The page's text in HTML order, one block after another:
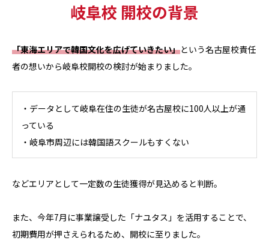
岐阜校 開校の背景
「東海エリアで韓国文化を広げていきたい」という名古屋校責任
者の想いから岐阜校開校の検討が始まりました。
・データとして岐阜在住の生徒が名古屋校に100人以上が通
っている
・岐阜市周辺には韓国語スクールもすくない
などエリアとして一定数の生徒獲得が見込めると判断。
また、今年7月に事業譲受した「ナユタス」を活用することで、
初期費用が押さえられるため、開校に至りました。